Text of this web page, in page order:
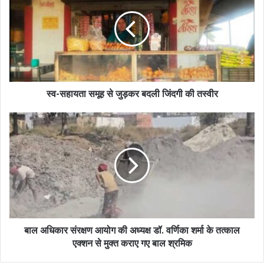
स्व-सहायता समूह से जुड़कर बदली जिंदगी की तस्वीर
बाल अधिकार संरक्षण आयोग की अध्यक्ष डॉ. वर्णिका शर्मा के तत्काल
एक्शन से मुक्त कराए गए बाल श्रमिक